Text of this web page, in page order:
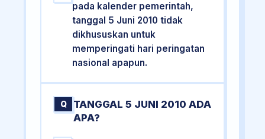
pada kalender pemerintah,
tanggal 5 Juni 2010 tidak
dikhususkan untuk
memperingati hari peringatan
nasional apapun.
Q
TANGGAL 5 JUNI 2010 ADA
APA?